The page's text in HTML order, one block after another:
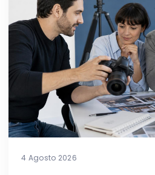
4 Agosto 2026